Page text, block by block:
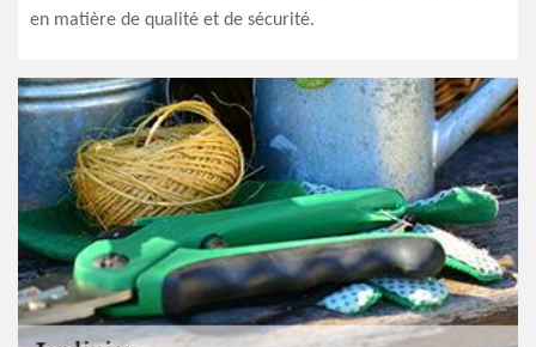
en matière de qualité et de sécurité.